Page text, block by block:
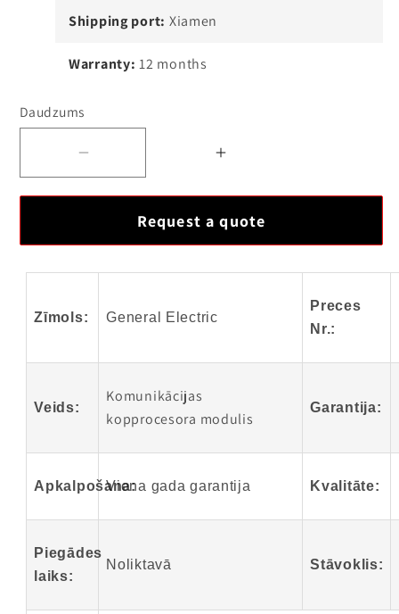
Shipping port: Xiamen
Warranty: 12 months
Daudzums
sakaru
modulis
Palielināt
Fanuc
sakaru
kopprocesora
Request a quote
Zīmols: General Electric
Preces
Nr.:
Veids:
Komunikācijas
kopprocesora modulis
Garantija:
Apkalpošana:Viena gada garantija Kvalitāte:
Piegādes
laiks:
Noliktavā Stāvoklis: